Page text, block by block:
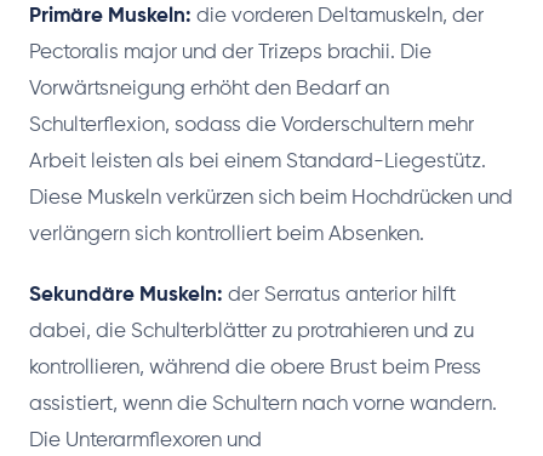
Primäre Muskeln: die vorderen Deltamuskeln, der
Pectoralis major und der Trizeps brachii. Die
Vorwärtsneigung erhöht den Bedarf an
Schulterflexion, sodass die Vorderschultern mehr
Arbeit leisten als bei einem Standard-Liegestütz.
Diese Muskeln verkürzen sich beim Hochdrücken und
verlängern sich kontrolliert beim Absenken.
Sekundäre Muskeln: der Serratus anterior hilft
dabei, die Schulterblätter zu protrahieren und zu
kontrollieren, während die obere Brust beim Press
assistiert, wenn die Schultern nach vorne wandern.
Die Unterarmflexoren und